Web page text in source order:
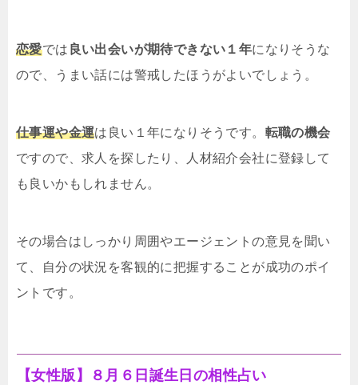
恋愛では 良い出会いが期待できない１年になりそうな
ので、うまい話には警戒したほうがよいでしょう。
仕事運や金運は良い１年になりそうです。 転職の機会
ですので、求人を探したり、人材紹介会社に登録して
も良いかもしれません。
その場合はしっかり周囲やエージェントの意見を聞い
て、自分の状況を客観的に把握することが成功のポイ
ントです。
【女性版】８月６日誕生日の相性占い